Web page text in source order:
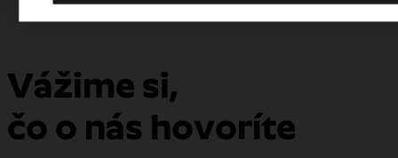
Vážime si,
čo o nás hovoríte